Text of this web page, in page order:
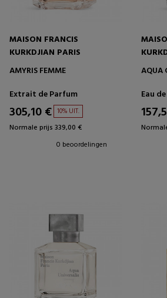
MAISON FRANCIS
KURKDJIAN PARIS
AMYRIS FEMME
Extrait de Parfum
305,10 € 10% UIT.
Normale prijs 339,00 €
0 beoordelingen
AQUA
Eau